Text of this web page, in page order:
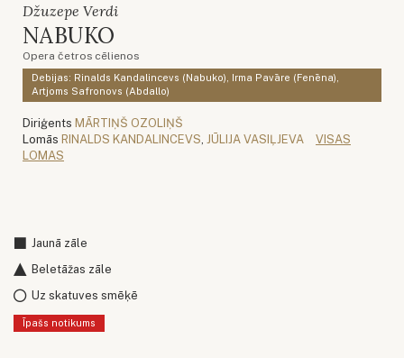
Džuzepe Verdi
NABUKO
Opera četros cēlienos
Debijas: Rinalds Kandalincevs (Nabuko), Irma Pavāre (Fenēna),
Artjoms Safronovs (Abdallo)
Diriģents MĀRTIŅŠ OZOLIŅŠ
Lomās RINALDS KANDALINCEVS JŪLIJA VASIĻJEVA
VISAS
LOMAS
Jaunā zāle
Beletāžas zāle
Uz skatuves smēķē
Īpašs notikums